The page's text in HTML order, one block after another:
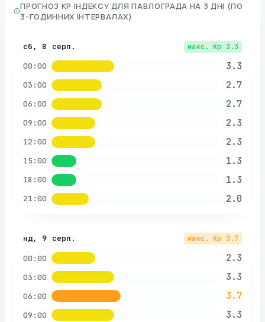
ПРОГНОЗ KP ІНДЕКСУ ДЛЯ ПАВЛОГРАДА НА 3 ДНІ (ПО
3-ГОДИННИХ ІНТЕРВАЛАХ)
сб, 8 серп. макс. Kp 3.3
00:00 3.3
03:00 2.7
06:00 2.7
09:00 2.3
12:00 2.3
15:00 1.3
18:00 1.3
21:00 2.0
нд, 9 серп. макс. Kp 3.7
00:00 2.3
03:00 3.3
06:00 3.7
09:00 3.3